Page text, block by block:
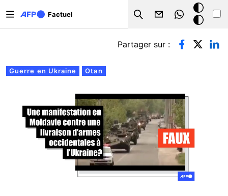
Factuel
Search
Mode
sombre
Onglets principaux
Guerre en Ukraine Otan
Partager sur :